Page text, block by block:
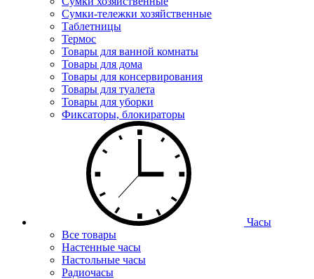
Сумки-тележки хозяйственные
Таблетницы
Термос
Товары для ванной комнаты
Товары для дома
Товары для консервирования
Товары для туалета
Товары для уборки
Фиксаторы, блокираторы
Часы
Все товары
Настенные часы
Настольные часы
Радиочасы